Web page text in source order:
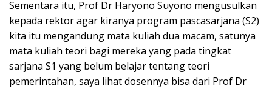
Sementara itu, Prof Dr Haryono Suyono mengusulkan
kepada rektor agar kiranya program pascasarjana (S2)
kita itu mengandung mata kuliah dua macam, satunya
mata kuliah teori bagi mereka yang pada tingkat
sarjana S1 yang belum belajar tentang teori
pemerintahan, saya lihat dosennya bisa dari Prof Dr